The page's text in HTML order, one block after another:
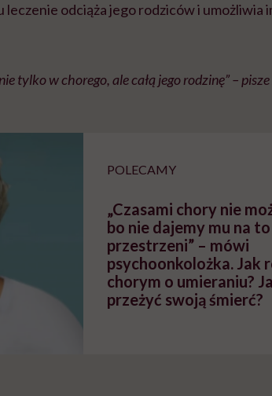
odciąża jego rodziców i umożliwia
tylko w chorego, ale całą jego rodzinę” –
POLECAMY
„Czasami chory nie
bo nie dajemy mu na to
przestrzeni” – mówi
psychoonkolożka. Jak
chorym o umieraniu?
przeżyć swoją śmierć?